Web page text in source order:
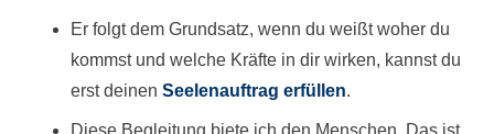
Er folgt dem Grundsatz, wenn du weißt woher du
kommst und welche Kräfte in dir wirken, kannst du
erst deinen Seelenauftrag erfüllen.
Diese Begleitung biete ich den Menschen. Das ist